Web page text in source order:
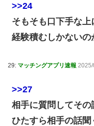
>>24
そもそも口下手な
経験積むしかないの
29: マッチングアプリ速報 2025/
>>27
相手に質問してそ
ひたすら相手の話